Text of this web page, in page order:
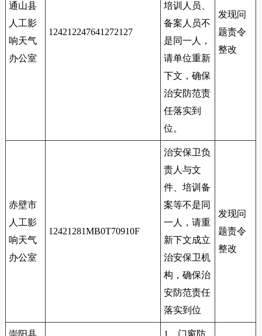
通山县
人工影
响天气
办公室
124212247641272127
培训人员、
备案人员不
是同一人，
请单位重新
下文，确保
治安防范责
任落实到
位。
发现问
题责令
整改
赤壁市
人工影
响天气
办公室
12421281MB0T70910F
治安保卫负
责人与文
件、培训备
案等不是同
一人，请重
新下文成立
治安保卫机
构，确保治
安防范责任
落实到位
发现问
题责令
整改